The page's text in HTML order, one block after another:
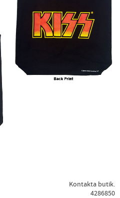
Kontakta butik.
4286850